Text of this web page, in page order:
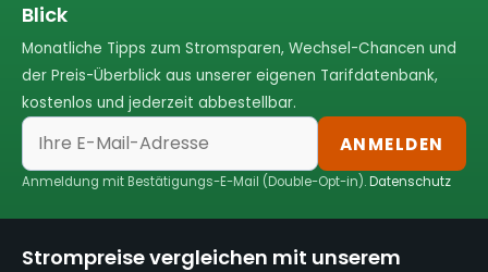
Blick
Monatliche Tipps zum Stromsparen, Wechsel-Chancen und
der Preis-Überblick aus unserer eigenen Tarifdatenbank,
kostenlos und jederzeit abbestellbar.
ANMELDEN
Anmeldung mit Bestätigungs-E-Mail (Double-Opt-in).Datenschutz
Strompreise vergleichen mit unserem